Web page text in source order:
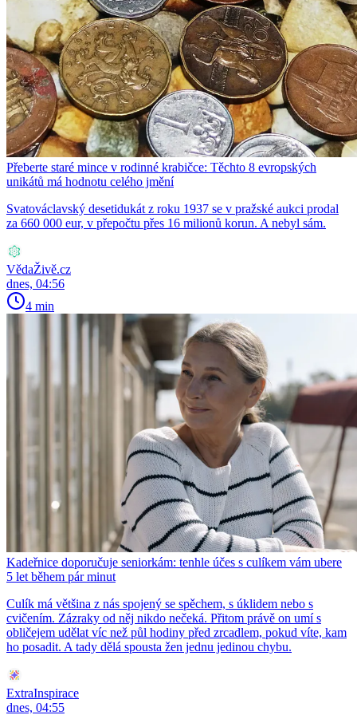
Přeberte staré mince v rodinné krabičce: Těchto 8 evropských
unikátů má hodnotu celého jmění
Svatováclavský desetidukát z roku 1937 se v pražské aukci prodal
za 660 000 eur, v přepočtu přes 16 milionů korun. A nebyl sám.
VědaŽivě.cz
dnes, 04:56
4 min
Kadeřnice doporučuje seniorkám: tenhle účes s culíkem vám ubere
5 let během pár minut
Culík má většina z nás spojený se spěchem, s úklidem nebo s
cvičením. Zázraky od něj nikdo nečeká. Přitom právě on umí s
obličejem udělat víc než půl hodiny před zrcadlem, pokud víte, kam
ho posadit. A tady dělá spousta žen jednu jedinou chybu.
ExtraInspirace
dnes, 04:55